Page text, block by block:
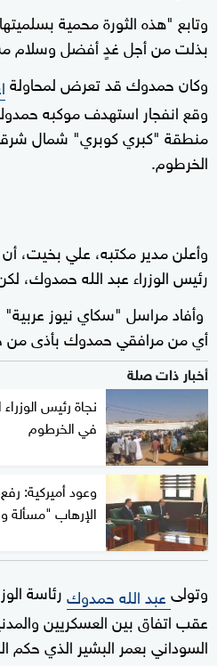
وتابع "هذه الثورة محمية
بذلت من أجل غدٍ أفضل وسلام
وكان حمدوك قد تعرض لمحاولة
وقع انفجار استهدف موكبه
منطقة "كبري كوبري" شمال
الخرطوم.
وأعلن مدير مكتبه، علي بخيت، أن
رئيس الوزراء عبد الله حمدوك،
وأفاد مراسل "سكاي نيوز
أي من مرافقي حمدوك بأذى من
أخبار ذات صلة
نجاة رئيس
في الخرطوم
وعود أميركية:
الإرهاب
وتولىعبد الله حمدوكرئاسة
عقب اتفاق بين العسكريين
السوداني بعمر البشير الذي حكم